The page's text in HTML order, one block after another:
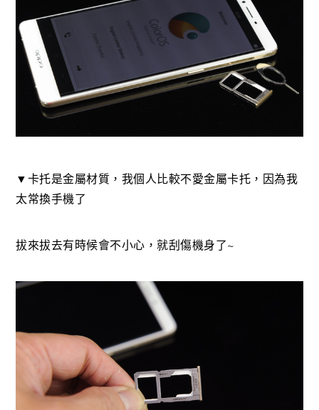
▼卡托是金屬材質，我個人比較不愛金屬卡托，因為我
太常換手機了
拔來拔去有時候會不小心，就刮傷機身了~